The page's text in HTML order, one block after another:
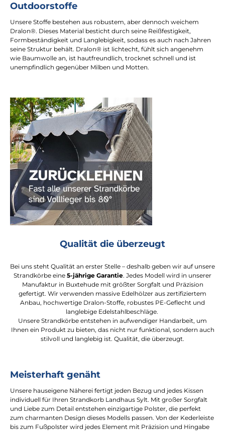
Outdoorstoffe
Unsere Stoffe bestehen aus robustem, aber dennoch weichem
Dralon®. Dieses Material besticht durch seine Reißfestigkeit,
Formbeständigkeit und Langlebigkeit, sodass es auch nach Jahren
seine Struktur behält. Dralon® ist lichtecht, fühlt sich angenehm
wie Baumwolle an, ist hautfreundlich, trocknet schnell und ist
unempfindlich gegenüber Milben und Motten.
Qualität die überzeugt
Bei uns steht Qualität an erster Stelle – deshalb geben wir auf unsere
Strandkörbe eine 5-jährige Garantie. Jedes Modell wird in unserer
Manufaktur in Buxtehude mit größter Sorgfalt und Präzision
gefertigt. Wir verwenden massive Edelhölzer aus zertifiziertem
Anbau, hochwertige Dralon-Stoffe, robustes PE-Geflecht und
langlebige Edelstahlbeschläge.
Unsere Strandkörbe entstehen in aufwendiger Handarbeit, um
Ihnen ein Produkt zu bieten, das nicht nur funktional, sondern auch
stilvoll und langlebig ist. Qualität, die überzeugt.
Meisterhaft genäht
Unsere hauseigene Näherei fertigt jeden Bezug und jedes Kissen
individuell für Ihren Strandkorb Landhaus Sylt. Mit großer Sorgfalt
und Liebe zum Detail entstehen einzigartige Polster, die perfekt
zum charmanten Design dieses Modells passen. Von der Kederleiste
bis zum Fußpolster wird jedes Element mit Präzision und Hingabe